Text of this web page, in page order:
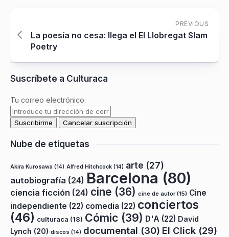
PREVIOUS
La poesía no cesa: llega el El Llobregat Slam
Poetry
Suscríbete a Culturaca
Tu correo electrónico:
Nube de etiquetas
Akira Kurosawa (14) Alfred Hitchcock (14) arte (27)
autobiografía (24) Barcelona (80)
ciencia ficción (24) cine (36) cine de autor(15) Cine
independiente (22) comedia (22) conciertos
(46) culturaca (18) Cómic (39) D'A (22) David
Lynch (20) discos (14) documental (30) El Click (29)